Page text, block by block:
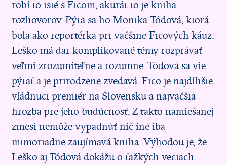
robí to isté s Ficom, akurát to je kniha
rozhovorov. Pýta sa ho Monika Tódová, ktorá
bola ako reportérka pri väčšine Ficových káuz.
Leško má dar komplikované témy rozprávať
veľmi zrozumiteľne a rozumne. Tódová sa vie
pýtať a je prirodzene zvedavá. Fico je najdlhšie
vládnuci premiér na Slovensku a najväčšia
hrozba pre jeho budúcnosť. Z takto namiešanej
zmesi nemôže vypadnúť nič iné iba
mimoriadne zaujímavá kniha. Výhodou je, že
Leško aj Tódová dokážu o ťažkých veciach